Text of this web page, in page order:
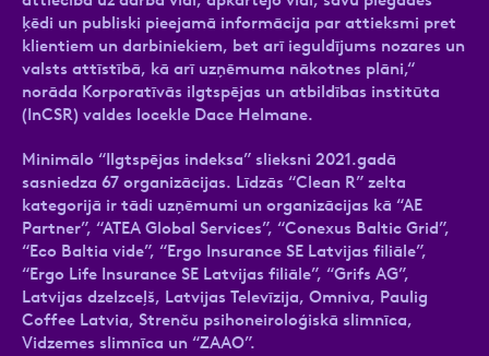
ķēdi un publiski pieejamā informācija par attieksmi pret
klientiem un darbiniekiem, bet arī ieguldījums nozares un
valsts attīstībā, kā arī uzņēmuma nākotnes plāni,“
norāda Korporatīvās ilgtspējas un atbildības institūta
(InCSR) valdes locekle Dace Helmane.
Minimālo “Ilgtspējas indeksa” slieksni 2021.gadā
sasniedza 67 organizācijas. Līdzās “Clean R” zelta
kategorijā ir tādi uzņēmumi un organizācijas kā “AE
Partner”, “ATEA Global Services”, “Conexus Baltic Grid”,
“Eco Baltia vide”, “Ergo Insurance SE Latvijas filiāle”,
“Ergo Life Insurance SE Latvijas filiāle”, “Grifs AG”,
Latvijas dzelzceļš, Latvijas Televīzija, Omniva, Paulig
Coffee Latvia, Strenču psihoneiroloģiskā slimnīca,
Vidzemes slimnīca un “ZAAO”.